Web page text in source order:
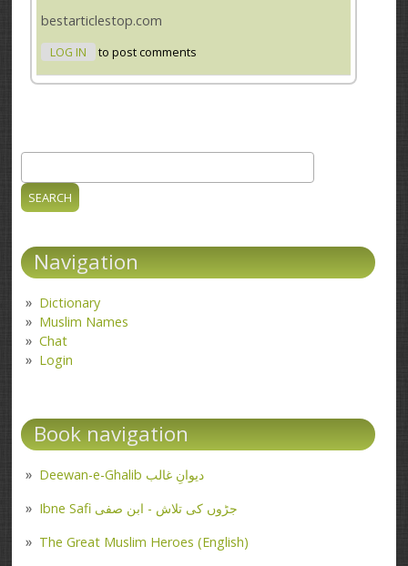
bestarticlestop.com
LOG IN to post comments
Search form
Navigation
Dictionary
Muslim Names
Chat
Login
Book navigation
Deewan-e-Ghalib دیوانِ غالب
Ibne Safi جڑوں کی تلاش - ابن صفی
The Great Muslim Heroes (English)